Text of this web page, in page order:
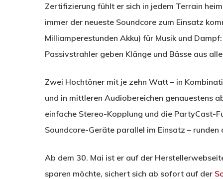
Zertifizierung fühlt er sich in jedem Terrain
immer der neueste Soundcore zum Einsatz
Milliamperestunden Akku) für Musik und
Passivstrahler geben Klänge und Bässe aus
Zwei Hochtöner mit je zehn Watt – in
und in mittleren Audiobereichen genauestens
einfache Stereo-Kopplung und die PartyCast-
Soundcore-Geräte parallel im Einsatz –
Ab dem 30. Mai ist er auf der
sparen möchte, sichert sich ab sofort auf der